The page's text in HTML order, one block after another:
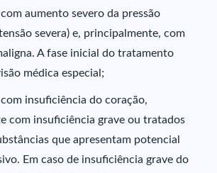
aumento severo da pressão
severa) e, principalmente, com
A fase inicial do tratamento
médica especial;
com insuficiência do coração,
com insuficiência grave ou tratados
que apresentam potencial
Em caso de insuficiência grave do